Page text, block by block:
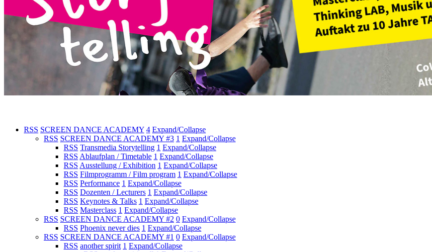
RSS SCREEN DANCE ACADEMY 4 Expand/Collapse
RSS SCREEN DANCE ACADEMY #3 1 Expand/Collapse
RSS Transmedia Storytelling 1 Expand/Collapse
RSS Ablaufplan / Timetable 1 Expand/Collapse
RSS Ausstellung / Exhibition 1 Expand/Collapse
RSS Filmprogramm / Film program 1 Expand/Collapse
RSS Performance 1 Expand/Collapse
RSS Dozenten / Lecturers 1 Expand/Collapse
RSS Keynotes & Talks 1 Expand/Collapse
RSS Masterclass 1 Expand/Collapse
RSS SCREEN DANCE ACADEMY #2 0 Expand/Collapse
RSS Phoenix never dies 1 Expand/Collapse
RSS SCREEN DANCE ACADEMY #1 0 Expand/Collapse
RSS another spirit 1 Expand/Collapse